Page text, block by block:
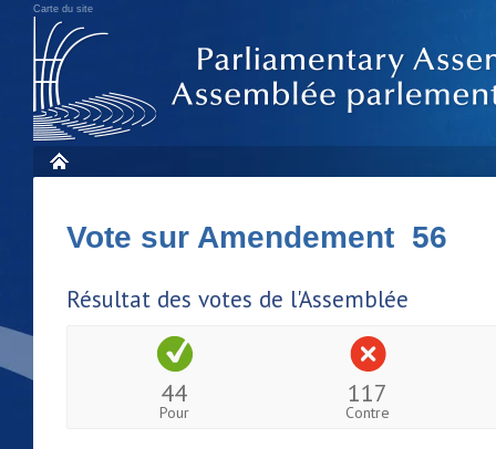
Carte du site
Vote sur Amendement 56
Résultat des votes de l'Assemblée
44
Pour
117
Contre